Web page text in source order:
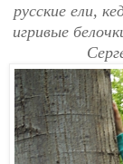
русские ели,
игривые